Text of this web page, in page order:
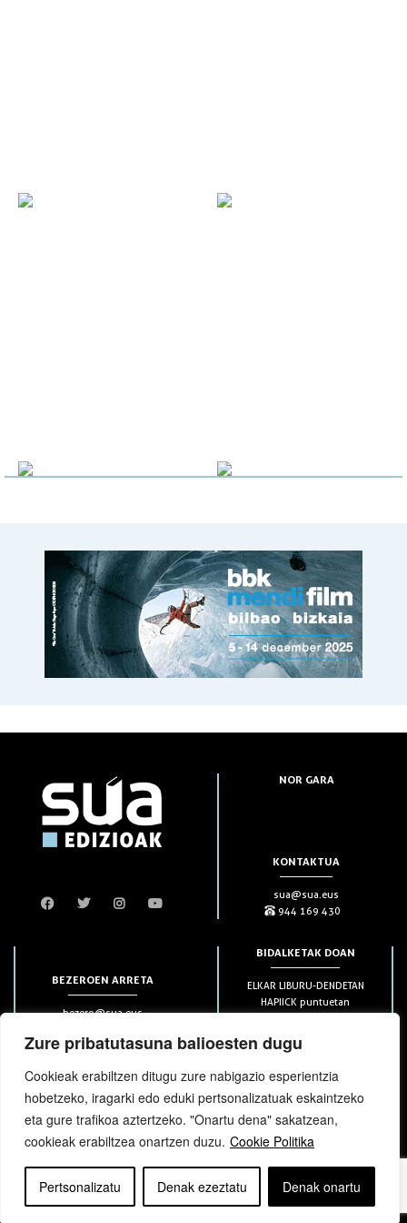
Zure pribatutasuna balioesten dugu
Cookieak erabiltzen ditugu zure nabigazio esperientzia
hobetzeko, iragarki edo eduki pertsonalizatuak eskaintzeko
eta gure trafikoa aztertzeko. "Onartu dena" sakatzean,
cookieak erabiltzea onartzen duzu. Cookie Politika
Pertsonalizatu Denak ezeztatu Denak onartu
NOR GARA
KONTAKTUA
sua@sua.eus
944 169 430
BEZEROEN ARRETA
bezero@sua.eus
HARPIDETZAK
BIDALKETAK DOAN
ELKAR LIBURU-DENDETAN
HAPIICK puntuetan
(soilik penintsulan)